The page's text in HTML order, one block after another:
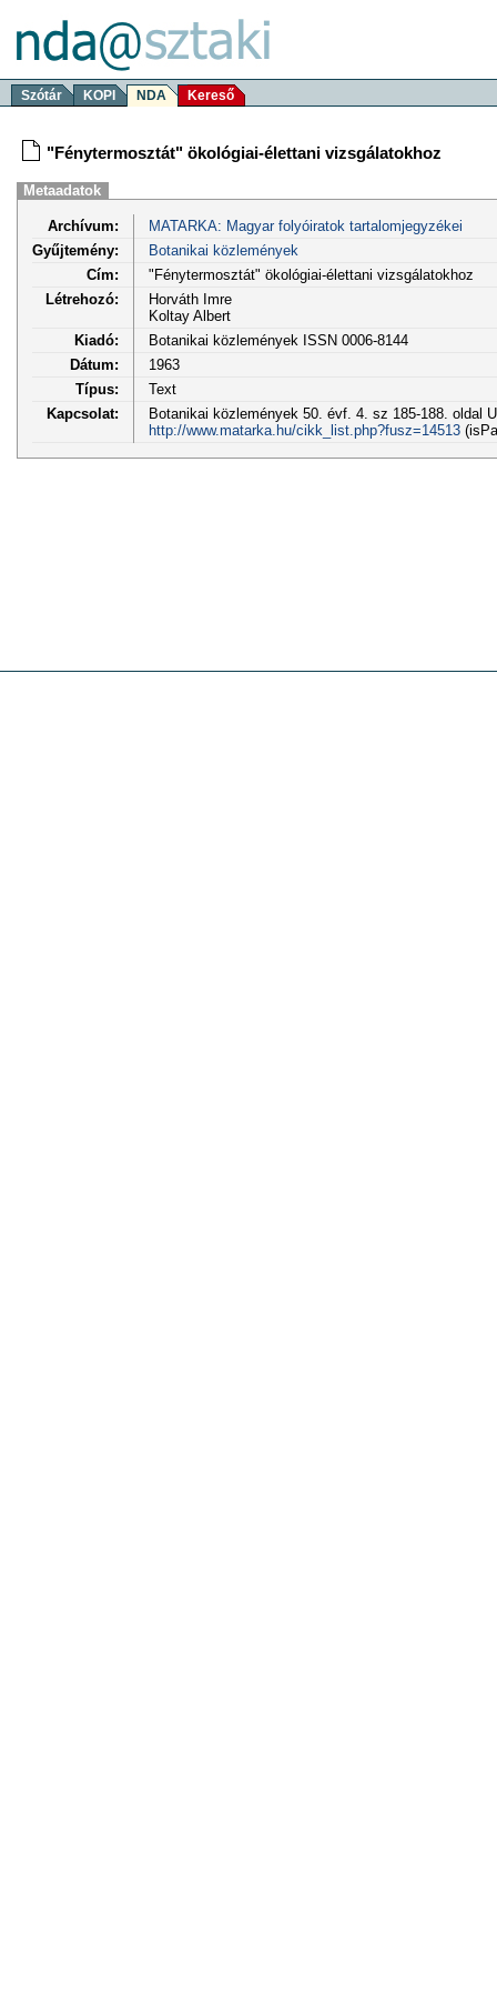
Szótár KOPI NDA Kereső
"Fénytermosztát" ökológiai-élettani vizsgálatokhoz
Metaadatok
Archívum:
MATARKA: Magyar folyóiratok tartalomjegyzékei
Gyűjtemény:
Botanikai közlemények
Cím:
"Fénytermosztát" ökológiai-élettani vizsgálatokhoz
Létrehozó:
Horváth Imre
Koltay Albert
Kiadó:
Botanikai közlemények ISSN 0006-8144
Dátum:
1963
Típus:
Text
Kapcsolat:
Botanikai közlemények 50. évf. 4. sz 185-188. oldal
http://www.matarka.hu/cikk_list.php?fusz=14513